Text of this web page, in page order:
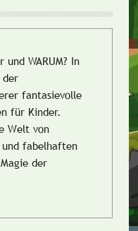
WARUM? In
der
fantasievolle
für Kinder.
Welt von
fabelhaften
der